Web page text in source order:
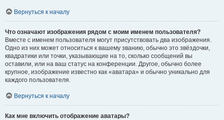
Вернуться к началу
Что означают изображения рядом с моим именем пользователя?
Вместе с именем пользователя могут присутствовать два изображения.
Одно из них может относиться к вашему званию, обычно это звёздочки,
квадратики или точки, указывающие на то, сколько сообщений вы
оставили, или на ваш статус на конференции. Другое, обычно более
крупное, изображение известно как «аватара» и обычно уникально для
каждого пользователя.
Вернуться к началу
Как мне включить отображение аватары?